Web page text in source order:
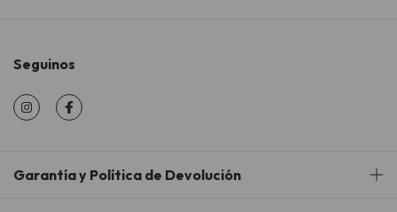
Seguinos
Garantía y Política de Devolución